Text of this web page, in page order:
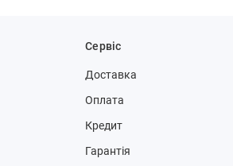
Сервіс
Доставка
Оплата
Кредит
Гарантія